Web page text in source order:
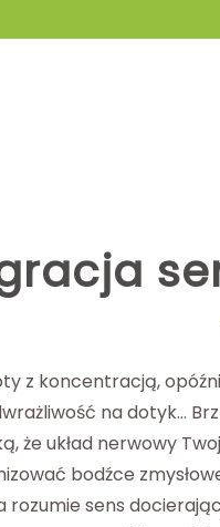
z koncentracją,
na dotyk…
że układ nerwowy
bodźce
rozumie sens